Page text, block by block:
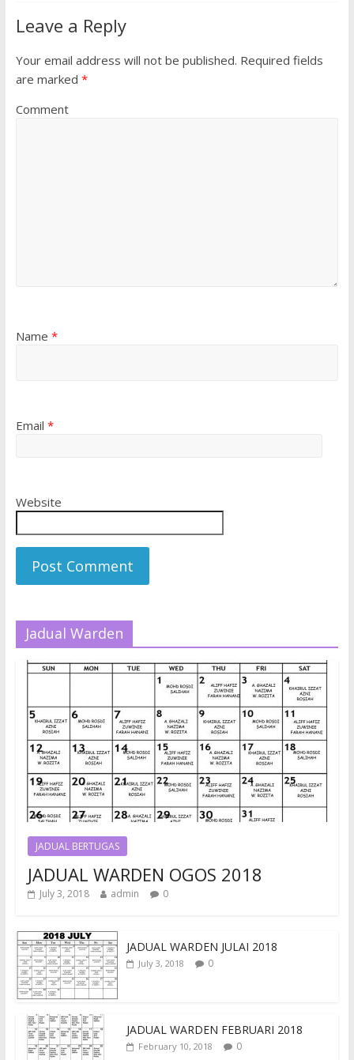
Leave a Reply
Your email address will not be published. Required fields
are marked *
Comment
Name *
Email *
Website
Jadual Warden
JADUAL BERTUGAS
JADUAL WARDEN OGOS 2018
July 3, 2018 admin 0
JADUAL WARDEN JULAI 2018
July 3, 2018 0
JADUAL WARDEN FEBRUARI 2018
February 10, 2018 0